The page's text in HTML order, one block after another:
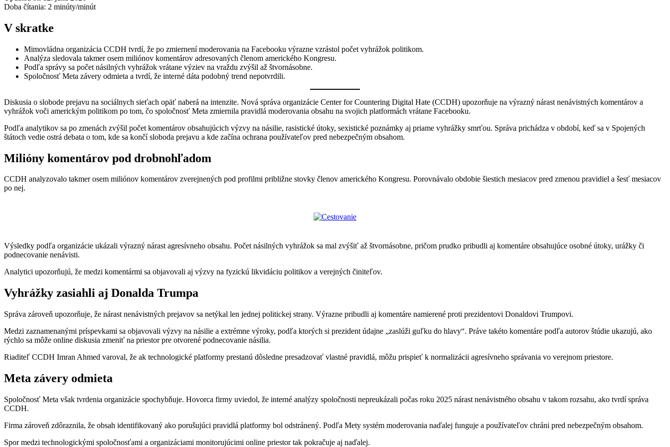
Doba čítania: 2 minúty/minút
V skratke
Mimovládna organizácia CCDH tvrdí, že po zmiernení moderovania na Facebooku výrazne vzrástol počet vyhrážok politikom.
Analýza sledovala takmer osem miliónov komentárov adresovaných členom amerického Kongresu.
Podľa správy sa počet násilných vyhrážok vrátane výziev na vraždu zvýšil až štvornásobne.
Spoločnosť Meta závery odmieta a tvrdí, že interné dáta podobný trend nepotvrdili.
Diskusia o slobode prejavu na sociálnych sieťach opäť naberá na intenzite. Nová správa organizácie Center for Countering Digital Hate (CCDH) upozorňuje na výrazný nárast nenávistných komentárov a
vyhrážok voči americkým politikom po tom, čo spoločnosť Meta zmiernila pravidlá moderovania obsahu na svojich platformách vrátane Facebooku.
Podľa analytikov sa po zmenách zvýšil počet komentárov obsahujúcich výzvy na násilie, rasistické útoky, sexistické poznámky aj priame vyhrážky smrťou. Správa prichádza v období, keď sa v Spojených
štátoch vedie ostrá debata o tom, kde sa končí sloboda prejavu a kde začína ochrana používateľov pred nebezpečným obsahom.
Milióny komentárov pod drobnohľadom
CCDH analyzovalo takmer osem miliónov komentárov zverejnených pod profilmi približne stovky členov amerického Kongresu. Porovnávalo obdobie šiestich mesiacov pred zmenou pravidiel a šesť mesiacov
po nej.
Výsledky podľa organizácie ukázali výrazný nárast agresívneho obsahu. Počet násilných vyhrážok sa mal zvýšiť až štvornásobne, pričom prudko pribudli aj komentáre obsahujúce osobné útoky, urážky či
podnecovanie nenávisti.
Analytici upozorňujú, že medzi komentármi sa objavovali aj výzvy na fyzickú likvidáciu politikov a verejných činiteľov.
Vyhrážky zasiahli aj Donalda Trumpa
Správa zároveň upozorňuje, že nárast nenávistných prejavov sa netýkal len jednej politickej strany. Výrazne pribudli aj komentáre namierené proti prezidentovi Donaldovi Trumpovi.
Medzi zaznamenanými príspevkami sa objavovali výzvy na násilie a extrémne výroky, podľa ktorých si prezident údajne „zaslúži guľku do hlavy“. Práve takéto komentáre podľa autorov štúdie ukazujú, ako
rýchlo sa môže online diskusia zmeniť na priestor pre otvorené podnecovanie násilia.
Riaditeľ CCDH Imran Ahmed varoval, že ak technologické platformy prestanú dôsledne presadzovať vlastné pravidlá, môžu prispieť k normalizácii agresívneho správania vo verejnom priestore.
Meta závery odmieta
Spoločnosť Meta však tvrdenia organizácie spochybňuje. Hovorca firmy uviedol, že interné analýzy spoločnosti nepreukázali počas roku 2025 nárast nenávistného obsahu v takom rozsahu, ako tvrdí správa
CCDH.
Firma zároveň zdôraznila, že obsah identifikovaný ako porušujúci pravidlá platformy bol odstránený. Podľa Mety systém moderovania naďalej funguje a používateľov chráni pred nebezpečným obsahom.
Spor medzi technologickými spoločnosťami a organizáciami monitorujúcimi online priestor tak pokračuje aj naďalej.